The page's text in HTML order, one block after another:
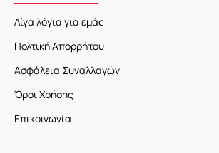
Λίγα λόγια για εμάς
Πολτική Απορρήτου
Ασφάλεια Συναλλαγών
Όροι Χρήσης
Επικοινωνία